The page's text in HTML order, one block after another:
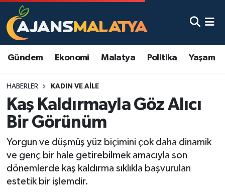
Gündem Ekonomi Malatya Politika Yaşam
HABERLER KADIN VE AILE
Kaş Kaldırmayla Göz Alıcı
Bir Görünüm
Yorgun ve düşmüş yüz biçimini çok daha dinamik
ve genç bir hale getirebilmek amacıyla son
dönemlerde kaş kaldırma sıklıkla başvurulan
estetik bir işlemdir.
Asayiş
Eğitim
Ekonomi
Gündem
Kadın
Malatya Nöbetçi Eczaneler
Malatya Namaz Vakitleri
Malatya Trafik Yoğunluk Haritası
TFF 3.Lig 2.Grup Puan Durumu ve Fikstür
Tüm Manşetler